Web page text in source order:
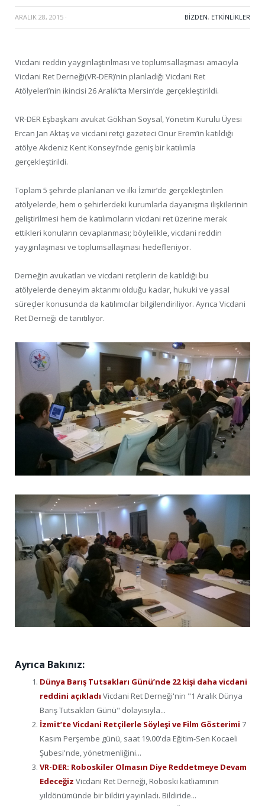
ARALIK 28, 2015 · BIZDEN, ETKINLIKLER
Vicdani reddin yaygınlaştırılması ve toplumsallaşması amacıyla
Vicdani Ret Derneği(VR-DER)’nin planladığı Vicdani Ret
Atölyeleri’nin ikincisi 26 Aralık’ta Mersin’de gerçekleştirildi.
VR-DER Eşbaşkanı avukat Gökhan Soysal, Yönetim Kurulu Üyesi
Ercan Jan Aktaş ve vicdani retçi gazeteci Onur Erem’in katıldığı
atölye Akdeniz Kent Konseyi’nde geniş bir katılımla
gerçekleştirildi.
Toplam 5 şehirde planlanan ve ilki İzmir’de gerçekleştirilen
atölyelerde, hem o şehirlerdeki kurumlarla dayanışma ilişkilerinin
geliştirilmesi hem de katılımcıların vicdani ret üzerine merak
ettikleri konuların cevaplanması; böylelikle, vicdani reddin
yaygınlaşması ve toplumsallaşması hedefleniyor.
Derneğin avukatları ve vicdani retçilerin de katıldığı bu
atölyelerde deneyim aktarımı olduğu kadar, hukuki ve yasal
süreçler konusunda da katılımcılar bilgilendiriliyor. Ayrıca Vicdani
Ret Derneği de tanıtılıyor.
Ayrıca Bakınız:
Dünya Barış Tutsakları Günü’nde 22 kişi daha vicdani
reddini açıkladı Vicdani Ret Derneği'nin "1 Aralık Dünya
Barış Tutsakları Günü" dolayısıyla...
İzmit’te Vicdani Retçilerle Söyleşi ve Film Gösterimi 7
Kasım Perşembe günü, saat 19.00'da Eğitim-Sen Kocaeli
Şubesi'nde, yönetmenliğini...
VR-DER: Roboskiler Olmasın Diye Reddetmeye Devam
Edeceğiz Vicdani Ret Derneği, Roboski katliamının
yıldönümünde bir bildiri yayınladı. Bildiride...